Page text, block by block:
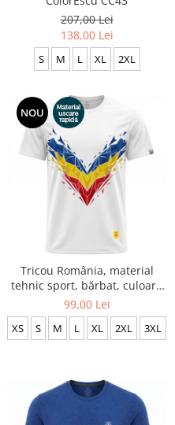
207,00 Lei
138,00 Lei
S M L XL 2XL
NOU
Tricou România, material
tehnic sport, bărbat, culoare
albă CS72
99,00 Lei
XS S M L XL 2XL 3XL